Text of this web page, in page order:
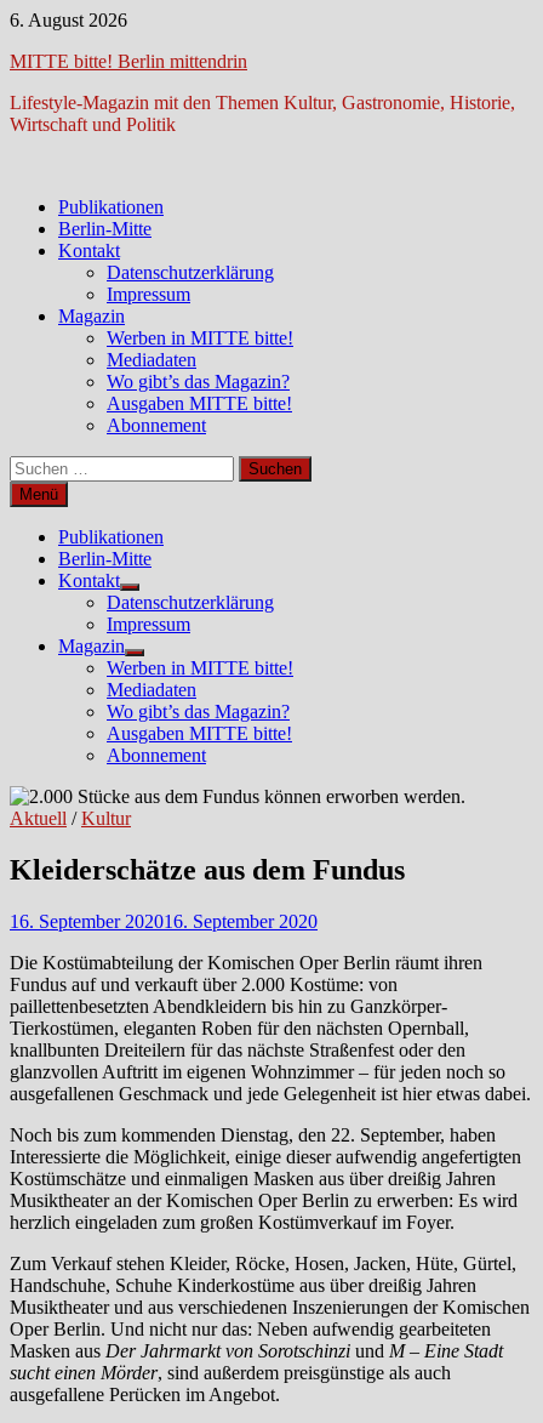
Zum
springen
6. August 2026
MITTE bitte! Berlin mittendrin
Lifestyle-Magazin mit den Themen Kultur, Gastronomie, Historie,
Wirtschaft und Politik
Publikationen
Berlin-Mitte
Kontakt
Datenschutzerklärung
Impressum
Magazin
Werben in MITTE bitte!
Mediadaten
Wo gibt’s das Magazin?
Ausgaben MITTE bitte!
Abonnement
Suchen
nach:
Menü
Publikationen
Berlin-Mitte
Kontakt
Untermenü
anzeigen
Datenschutzerklärung
Impressum
Magazin
Untermenü
anzeigen
Werben in MITTE bitte!
Mediadaten
Wo gibt’s das Magazin?
Ausgaben MITTE bitte!
Abonnement
Aktuell /Kultur
Kleiderschätze aus dem Fundus
16. September 202016. September 2020
Die Kostümabteilung der Komischen Oper Berlin räumt ihren
Fundus auf und verkauft über 2.000 Kostüme: von
paillettenbesetzten Abendkleidern bis hin zu Ganzkörper-
Tierkostümen, eleganten Roben für den nächsten Opernball,
knallbunten Dreiteilern für das nächste Straßenfest oder den
glanzvollen Auftritt im eigenen Wohnzimmer – für jeden noch so
ausgefallenen Geschmack und jede Gelegenheit ist hier etwas dabei.
Noch bis zum kommenden Dienstag, den 22. September, haben
Interessierte die Möglichkeit, einige dieser aufwendig angefertigten
Kostümschätze und einmaligen Masken aus über dreißig Jahren
Musiktheater an der Komischen Oper Berlin zu erwerben: Es wird
herzlich eingeladen zum großen Kostümverkauf im Foyer.
Zum Verkauf stehen Kleider, Röcke, Hosen, Jacken, Hüte, Gürtel,
Handschuhe, Schuhe Kinderkostüme aus über dreißig Jahren
Musiktheater und aus verschiedenen Inszenierungen der Komischen
Oper Berlin. Und nicht nur das: Neben aufwendig gearbeiteten
Masken aus Der Jahrmarkt von Sorotschinzi und M – Eine Stadt
sucht einen Mörder, sind außerdem preisgünstige als auch
ausgefallene Perücken im Angebot.